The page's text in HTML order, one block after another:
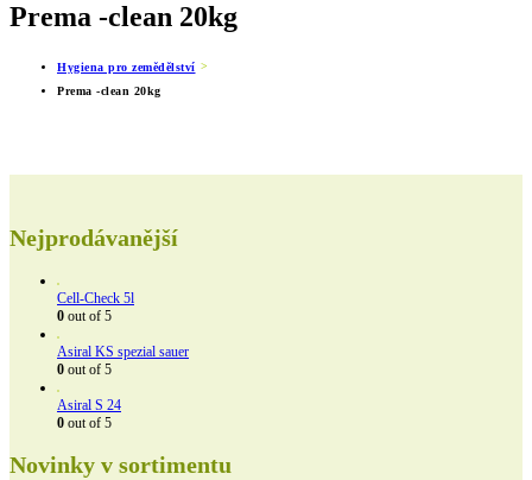
Prema -clean 20kg
Hygiena pro zemědělství
Prema -clean 20kg
Nejprodávanější
Cell-Check 5l
0 out of 5
Asiral KS spezial sauer
0 out of 5
Asiral S 24
0 out of 5
Novinky v sortimentu